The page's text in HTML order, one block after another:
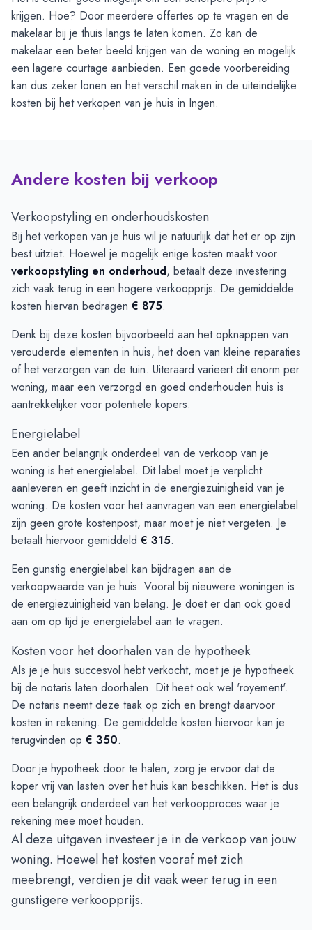
krijgen. Hoe? Door meerdere offertes op te vragen en de
makelaar bij je thuis langs te laten komen. Zo kan de
makelaar een beter beeld krijgen van de woning en mogelijk
een lagere courtage aanbieden. Een goede voorbereiding
kan dus zeker lonen en het verschil maken in de uiteindelijke
kosten bij het verkopen van je huis in Ingen.
Andere kosten bij verkoop
Verkoopstyling en onderhoudskosten
Bij het verkopen van je huis wil je natuurlijk dat het er op zijn
best uitziet. Hoewel je mogelijk enige kosten maakt voor
verkoopstyling en onderhoud, betaalt deze investering
zich vaak terug in een hogere verkoopprijs. De gemiddelde
kosten hiervan bedragen € 875.
Denk bij deze kosten bijvoorbeeld aan het opknappen van
verouderde elementen in huis, het doen van kleine reparaties
of het verzorgen van de tuin. Uiteraard varieert dit enorm per
woning, maar een verzorgd en goed onderhouden huis is
aantrekkelijker voor potentiele kopers.
Energielabel
Een ander belangrijk onderdeel van de verkoop van je
woning is het energielabel. Dit label moet je verplicht
aanleveren en geeft inzicht in de energiezuinigheid van je
woning. De kosten voor het aanvragen van een energielabel
zijn geen grote kostenpost, maar moet je niet vergeten. Je
betaalt hiervoor gemiddeld € 315.
Een gunstig energielabel kan bijdragen aan de
verkoopwaarde van je huis. Vooral bij nieuwere woningen is
de energiezuinigheid van belang. Je doet er dan ook goed
aan om op tijd je energielabel aan te vragen.
Kosten voor het doorhalen van de hypotheek
Als je je huis succesvol hebt verkocht, moet je je hypotheek
bij de notaris laten doorhalen. Dit heet ook wel 'royement'.
De notaris neemt deze taak op zich en brengt daarvoor
kosten in rekening. De gemiddelde kosten hiervoor kan je
terugvinden op € 350.
Door je hypotheek door te halen, zorg je ervoor dat de
koper vrij van lasten over het huis kan beschikken. Het is dus
een belangrijk onderdeel van het verkoopproces waar je
rekening mee moet houden.
Al deze uitgaven investeer je in de verkoop van jouw
woning. Hoewel het kosten vooraf met zich
meebrengt, verdien je dit vaak weer terug in een
gunstigere verkoopprijs.